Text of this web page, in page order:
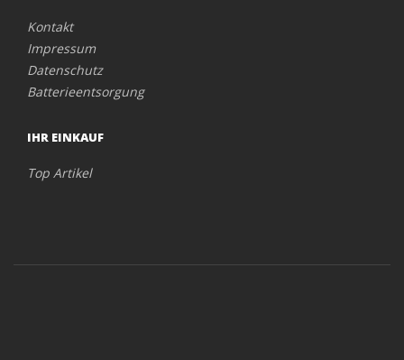
Kontakt
Impressum
Datenschutz
Batterieentsorgung
IHR EINKAUF
Top Artikel